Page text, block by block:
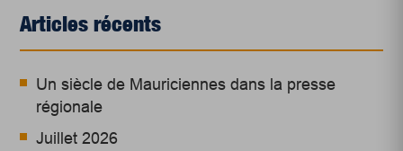
Articles récents
Un siècle de Mauriciennes dans la presse
régionale
Juillet 2026